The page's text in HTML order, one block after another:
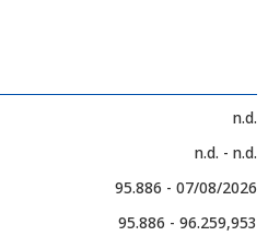
n.d.
n.d. - n.d.
95.886 - 07/08/2026
95.886 - 96.259,953